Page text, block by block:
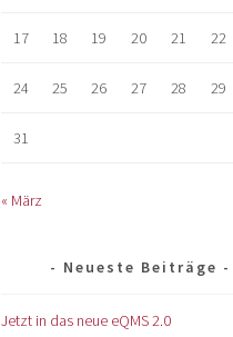
17 18 19 20 21 22
24 25 26 27 28 29
31
« März
Neueste Beiträge
Jetzt in das neue eQMS 2.0